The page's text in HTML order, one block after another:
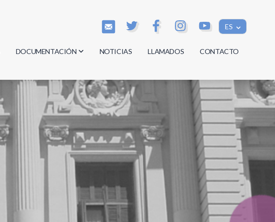
ES
DOCUMENTACIÓN
Actas
Reglamentos
Documentos
NOTICIAS LLAMADOS CONTACTO